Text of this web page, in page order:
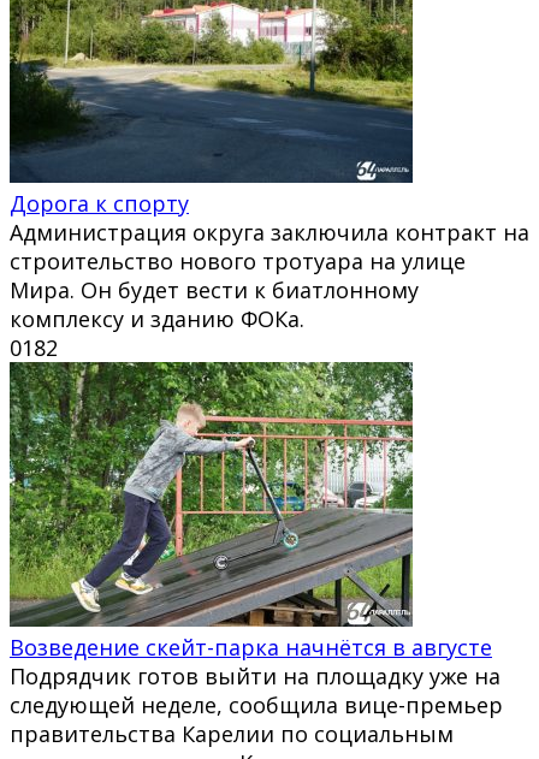
Дорога к спорту
Администрация округа заключила контракт на
строительство нового тротуара на улице
Мира. Он будет вести к биатлонному
комплексу и зданию ФОКа.
0182
Возведение скейт-парка начнётся в августе
Подрядчик готов выйти на площадку уже на
следующей неделе, сообщила вице-премьер
правительства Карелии по социальным